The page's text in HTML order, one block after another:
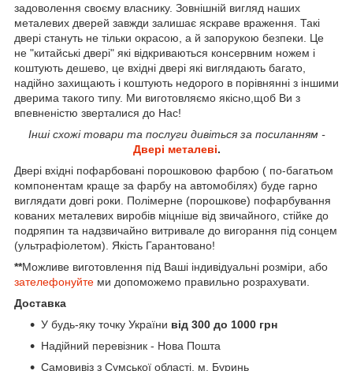
задоволення своєму власнику. Зовнішній вигляд наших
металевих дверей завжди залишає яскраве враження. Такі
двері стануть не тільки окрасою, а й запорукою безпеки. Це
не "китайські двері" які відкриваються консервним ножем і
коштують дешево, це вхідні двері які виглядають багато,
надійно захищають і коштують недорого в порівнянні з іншими
дверима такого типу. Ми виготовляємо якісно,щоб Ви з
впевненістю зверталися до Нас!
Інші схожі товари та послуги дивіться за посиланням -
Двері металеві.
Двері вхідні пофарбовані порошковою фарбою ( по-багатьом
компонентам краще за фарбу на автомобілях) буде гарно
виглядати довгі роки. Полімерне (порошкове) пофарбування
кованих металевих виробів міцніше від звичайного, стійке до
подряпин та надзвичайно витривале до вигорання під сонцем
(ультрафіолетом). Якість Гарантовано!
**Можливе виготовлення під Ваші індивідуальні розміри, або
зателефонуйте ми допоможемо правильно розрахувати.
Доставка
У будь-яку точку України від 300 до 1000 грн
Надійний перевізник - Нова Пошта
Самовивіз з Сумської області, м. Буринь